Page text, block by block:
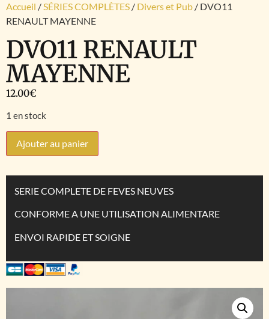
Accueil /SÉRIES COMPLÈTES / Divers et Pub / DVO11
RENAULT MAYENNE
DVO11 RENAULT
MAYENNE
12.00€
1 en stock
Ajouter au panier
SERIE COMPLETE DE FEVES NEUVES
CONFORME A UNE UTILISATION ALIMENTARE
ENVOI RAPIDE ET SOIGNE